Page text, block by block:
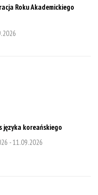
Roku Akademickiego
języka koreańskiego
-11.09.2026